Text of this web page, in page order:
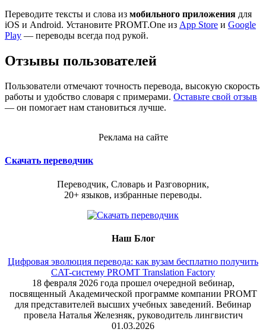
Переводите тексты и слова из мобильного приложения для
iOS и Android. Установите PROMT.One из App Store и Google
Play — переводы всегда под рукой.
Отзывы пользователей
Пользователи отмечают точность перевода, высокую скорость
работы и удобство словаря с примерами. Оставьте свой отзыв
— он помогает нам становиться лучше.
Реклама на сайте
Скачать переводчик
Переводчик, Словарь и Разговорник,
20+ языков, избранные переводы.
Наш Блог
Цифровая эволюция перевода: как вузам бесплатно получить
CAT-систему PROMT Translation Factory
18 февраля 2026 года прошел очередной вебинар,
посвященный Академической программе компании PROMT
для представителей высших учебных заведений. Вебинар
провела Наталья Железняк, руководитель лингвистич
01.03.2026